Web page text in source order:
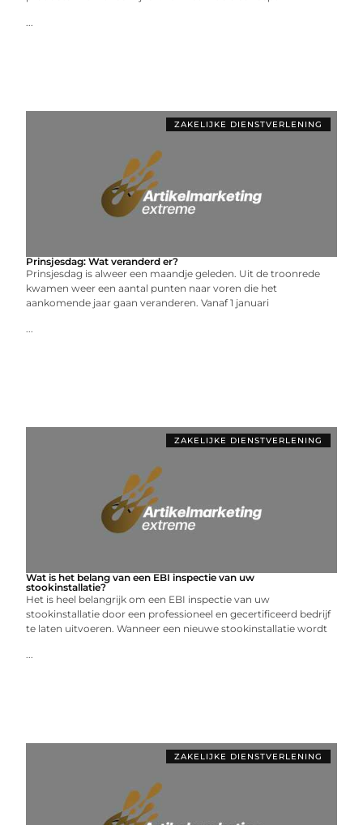
...
ZAKELIJKE DIENSTVERLENING
Prinsjesdag: Wat veranderd er?
Prinsjesdag is alweer een maandje geleden. Uit de troonrede
kwamen weer een aantal punten naar voren die het
aankomende jaar gaan veranderen. Vanaf 1 januari
...
ZAKELIJKE DIENSTVERLENING
Wat is het belang van een EBI inspectie van uw
stookinstallatie?
Het is heel belangrijk om een EBI inspectie van uw
stookinstallatie door een professioneel en gecertificeerd bedrijf
te laten uitvoeren. Wanneer een nieuwe stookinstallatie wordt
...
ZAKELIJKE DIENSTVERLENING